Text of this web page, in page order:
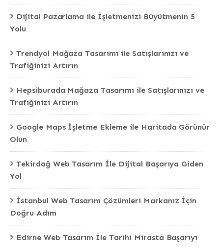
Dijital Pazarlama ile İşletmenizi Büyütmenin 5
Yolu
Trendyol Mağaza Tasarımı ile Satışlarınızı ve
Trafiğinizi Artırın
Hepsiburada Mağaza Tasarımı ile Satışlarınızı ve
Trafiğinizi Artırın
Google Maps İşletme Ekleme ile Haritada Görünür
Olun
Tekirdağ Web Tasarım İle Dijital Başarıya Giden
Yol
İstanbul Web Tasarım Çözümleri Markanız İçin
Doğru Adım
Edirne Web Tasarım İle Tarihi Mirasta Başarıyı